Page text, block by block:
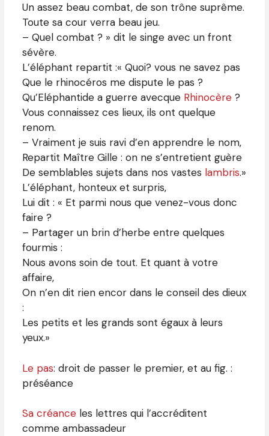
Un assez beau combat, de son trône suprême.
Toute sa cour verra beau jeu.
– Quel combat ? » dit le singe avec un front
sévère.
L’éléphant repartit :« Quoi? vous ne savez pas
Que le rhinocéros me dispute le pas ?
Qu’Eléphantide a guerre avecque Rhinocère ?
Vous connaissez ces lieux, ils ont quelque
renom.
– Vraiment je suis ravi d’en apprendre le nom,
Repartit Maître Gille : on ne s’entretient guère
De semblables sujets dans nos vastes lambris.»
L’éléphant, honteux et surpris,
Lui dit : « Et parmi nous que venez-vous donc
faire ?
– Partager un brin d’herbe entre quelques
fourmis :
Nous avons soin de tout. Et quant à votre
affaire,
On n’en dit rien encor dans le conseil des dieux
:
Les petits et les grands sont égaux à leurs
yeux.»
Le pas: droit de passer le premier, et au fig. :
préséance
Sa créance les lettres qui l’accréditent
comme ambassadeur